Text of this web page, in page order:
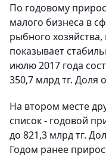
По годовому
малого бизнеса в
рыбного
показывает
июлю 2017 года
350,7 млрд тг. Доля
На втором месте
список - годовой
до 821,3 млрд тг.
Годом ранее